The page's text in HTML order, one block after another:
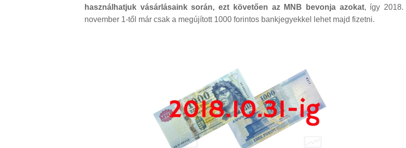
használhatjuk vásárlásaink során, ezt követően az MNB bevonja azokat, így 2018.
november 1-től már csak a megújított 1000 forintos bankjegyekkel lehet majd fizetni.